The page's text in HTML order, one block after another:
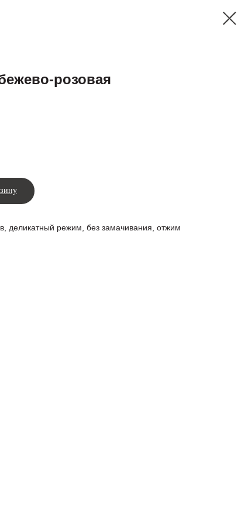
розовая
деликатный режим, без замачивания, отжим